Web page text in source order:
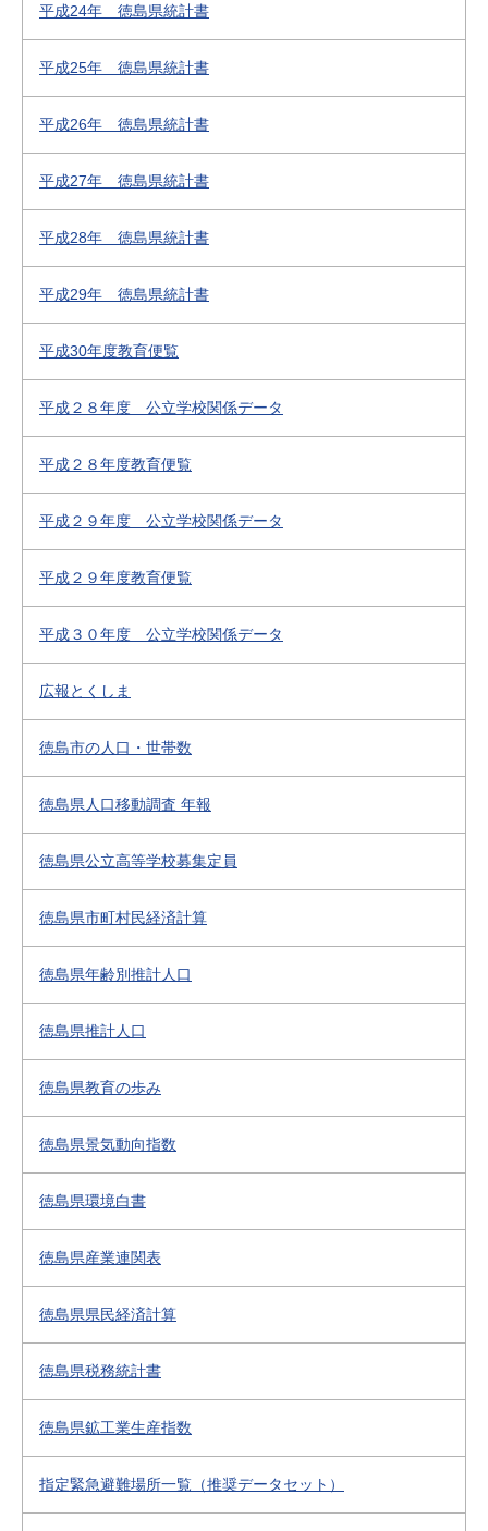
平成24年 徳島県統計書
平成25年 徳島県統計書
平成26年 徳島県統計書
平成27年 徳島県統計書
平成28年 徳島県統計書
平成29年 徳島県統計書
平成30年度教育便覧
平成２８年度 公立学校関係データ
平成２８年度教育便覧
平成２９年度 公立学校関係データ
平成２９年度教育便覧
平成３０年度 公立学校関係データ
広報とくしま
徳島市の人口・世帯数
徳島県人口移動調査 年報
徳島県公立高等学校募集定員
徳島県市町村民経済計算
徳島県年齢別推計人口
徳島県推計人口
徳島県教育の歩み
徳島県景気動向指数
徳島県環境白書
徳島県産業連関表
徳島県県民経済計算
徳島県税務統計書
徳島県鉱工業生産指数
指定緊急避難場所一覧（推奨データセット）